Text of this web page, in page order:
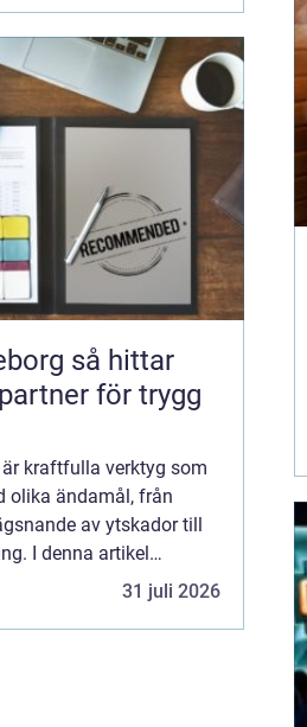
hittar
för trygg
kraftfulla verktyg som
olika ändamål, från
av ytskador till
I denna artikel
fördelarna med ...
31 juli 2026